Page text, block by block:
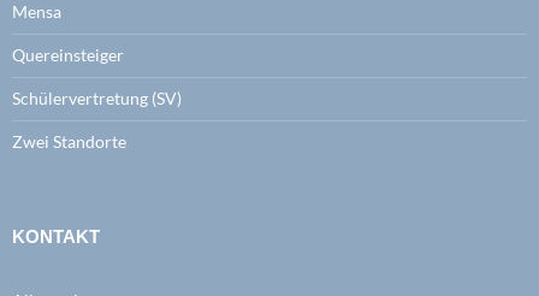
Mensa
Quereinsteiger
Schülervertretung (SV)
Zwei Standorte
KONTAKT